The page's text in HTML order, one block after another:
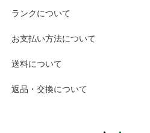
ランクについて
お支払い方法について
送料について
返品・交換について